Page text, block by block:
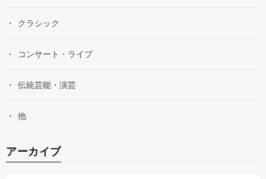
クラシック
コンサート・ライブ
伝統芸能・演芸
他
アーカイブ